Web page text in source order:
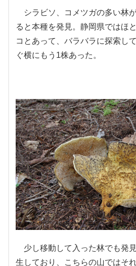
シラビソ、コメツガの多い林
ると本種を発見。静岡県ではほ
コとあって、バラバラに探索し
ぐ横にもう1株あった。
少し移動して入った林でも発
生しており、こちらの山ではそ